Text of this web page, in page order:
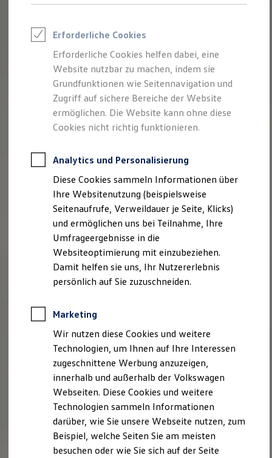
Elektromobilität bei Gebrauchtwagen
Saisonangebote
Reifenpakete
Leasing
Leasing-Angebote
Gebrauchtwagen Leasing
Junge Gebrauchtwagen-Leasing
Elektroauto Leasing
Kleinwagen-Leasing
Autokredit mit Schlussrate
Versicherungen und Garantien
Kfz-Versicherung
Restschuldversicherungen
Garantien
Wartungsverträge
Geschäftskunden
Professional Class bei Volkswagen
Großkunden
Behörden
Direktkunden
Sonderfahrzeuge
Elektromobilität
Elektroautos
Elektrofahrzeugkonzepte
ID. EVERY1
Reichweite
Reichweite der ID. Modelle
Reichweite im Winter
Rekuperation
Laden
Laden unterwegs
Laden Zuhause
Ladestationen finden
Ladezeitensimulator
Erforderliche Cookies
Erforderliche Cookies helfen dabei, eine
Website nutzbar zu machen, indem sie
Grundfunktionen wie Seitennavigation und
Zugriff auf sichere Bereiche der Website
ermöglichen. Die Website kann ohne diese
Cookies nicht richtig funktionieren.
Analytics und Personalisierung
Diese Cookies sammeln Informationen über
Ihre Websitenutzung (beispielsweise
Seitenaufrufe, Verweildauer je Seite, Klicks)
und ermöglichen uns bei Teilnahme, Ihre
Umfrageergebnisse in die
Websiteoptimierung mit einzubeziehen.
Damit helfen sie uns, Ihr Nutzererlebnis
persönlich auf Sie zuzuschneiden.
Marketing
Wir nutzen diese Cookies und weitere
Technologien, um Ihnen auf Ihre Interessen
zugeschnittene Werbung anzuzeigen,
innerhalb und außerhalb der Volkswagen
Webseiten. Diese Cookies und weitere
Technologien sammeln Informationen
darüber, wie Sie unsere Webseite nutzen, zum
Beispiel, welche Seiten Sie am meisten
besuchen oder wie Sie sich auf der Seite